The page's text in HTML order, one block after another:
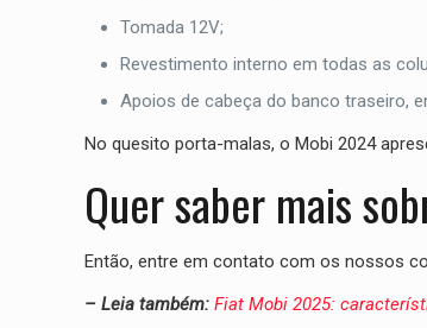
Tomada 12V;
Revestimento interno em todas as
Apoios de cabeça do banco traseiro,
No quesito porta-malas, o Mobi 2024
Quer saber mais
Então, entre em contato com os nossos
– Leia também: Fiat Mobi 2025: